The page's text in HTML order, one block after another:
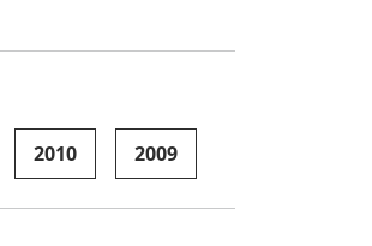
2010 2009